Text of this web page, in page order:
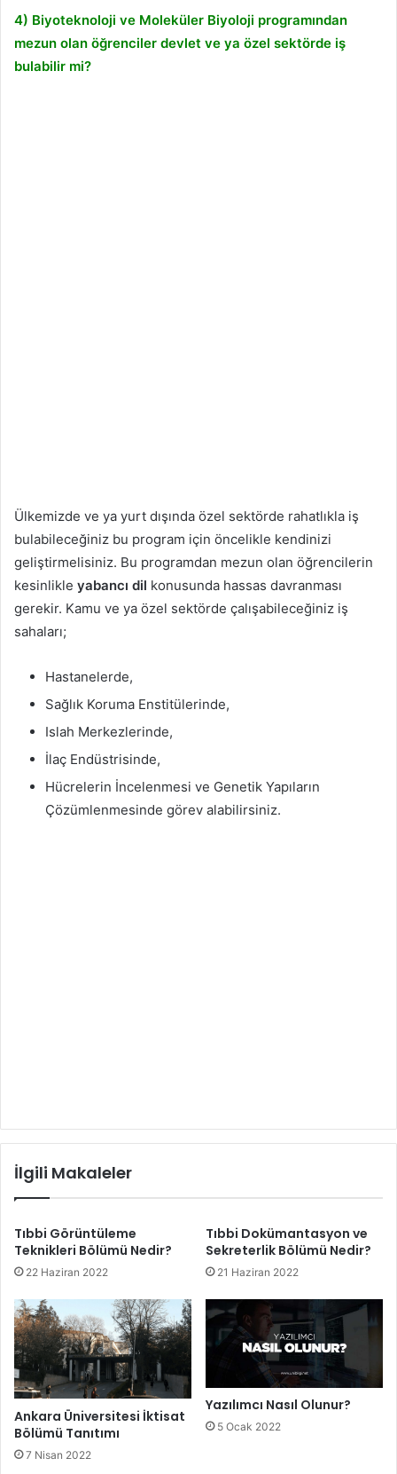
4) Biyoteknoloji ve Moleküler Biyoloji programından
mezun olan öğrenciler devlet ve ya özel sektörde iş
bulabilir mi?
Ülkemizde ve ya yurt dışında özel sektörde rahatlıkla iş
bulabileceğiniz bu program için öncelikle kendinizi
geliştirmelisiniz. Bu programdan mezun olan öğrencilerin
kesinlikle yabancı dil konusunda hassas davranması
gerekir. Kamu ve ya özel sektörde çalışabileceğiniz iş
sahaları;
Hastanelerde,
Sağlık Koruma Enstitülerinde,
Islah Merkezlerinde,
İlaç Endüstrisinde,
Hücrelerin İncelenmesi ve Genetik Yapıların
Çözümlenmesinde görev alabilirsiniz.
İlgili Makaleler
Tıbbi Görüntüleme
Teknikleri Bölümü Nedir?
22 Haziran 2022
Tıbbi Dokümantasyon ve
Sekreterlik Bölümü Nedir?
21 Haziran 2022
Ankara Üniversitesi İktisat
Bölümü Tanıtımı
7 Nisan 2022
Yazılımcı Nasıl Olunur?
5 Ocak 2022